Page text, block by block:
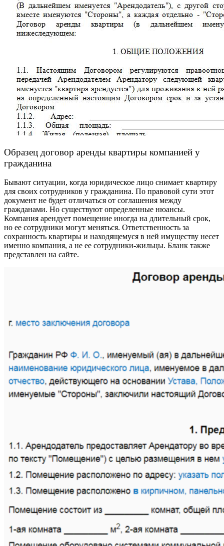
Образец договор аренды квартиры компанией у
гражданина
Бывают ситуации, когда юридическое лицо снимает квартиру
для своих сотрудников у гражданина. По правовой сути этот
документ не будет отличаться от соглашения между
гражданами. Но существуют определенные нюансы.
Компания арендует помещение иногда на длительный срок,
но ее сотрудники могут меняться. Ответственность за
сохранность квартиры и находящемуся в ней имуществу несет
именно компания, а не ее сотрудники-жильцы. Бланк также
представлен на сайте.